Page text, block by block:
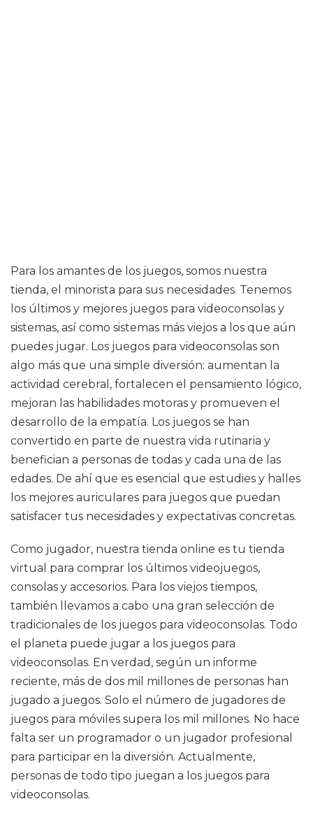
Para los amantes de los juegos, somos nuestra
tienda, el minorista para sus necesidades. Tenemos
los últimos y mejores juegos para videoconsolas y
sistemas, así como sistemas más viejos a los que aún
puedes jugar. Los juegos para videoconsolas son
algo más que una simple diversión: aumentan la
actividad cerebral, fortalecen el pensamiento lógico,
mejoran las habilidades motoras y promueven el
desarrollo de la empatía. Los juegos se han
convertido en parte de nuestra vida rutinaria y
benefician a personas de todas y cada una de las
edades. De ahí que es esencial que estudies y halles
los mejores auriculares para juegos que puedan
satisfacer tus necesidades y expectativas concretas.
Como jugador, nuestra tienda online es tu tienda
virtual para comprar los últimos videojuegos,
consolas y accesorios. Para los viejos tiempos,
también llevamos a cabo una gran selección de
tradicionales de los juegos para videoconsolas. Todo
el planeta puede jugar a los juegos para
videoconsolas. En verdad, según un informe
reciente, más de dos mil millones de personas han
jugado a juegos. Solo el número de jugadores de
juegos para móviles supera los mil millones. No hace
falta ser un programador o un jugador profesional
para participar en la diversión. Actualmente,
personas de todo tipo juegan a los juegos para
videoconsolas.